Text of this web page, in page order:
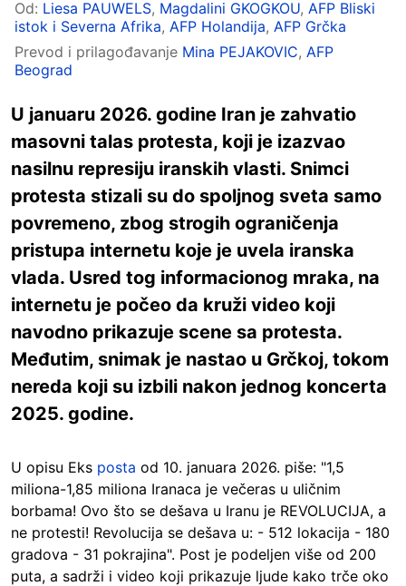
Od: Liesa PAUWELS, Magdalini GKOGKOU, AFP Bliski
istok i Severna Afrika, AFP Holandija, AFP Grčka
Prevod i prilagođavanje Mina PEJAKOVIC, AFP
Beograd
U januaru 2026. godine Iran je zahvatio
masovni talas protesta, koji je izazvao
nasilnu represiju iranskih vlasti. Snimci
protesta stizali su do spoljnog sveta samo
povremeno, zbog strogih ograničenja
pristupa internetu koje je uvela iranska
vlada. Usred tog informacionog mraka, na
internetu je počeo da kruži video koji
navodno prikazuje scene sa protesta.
Međutim, snimak je nastao u Grčkoj, tokom
nereda koji su izbili nakon jednog koncerta
2025. godine.
U opisu Eks posta od 10. januara 2026. piše: "1,5
miliona-1,85 miliona Iranaca je večeras u uličnim
borbama! Ovo što se dešava u Iranu je REVOLUCIJA, a
ne protesti! Revolucija se dešava u: - 512 lokacija - 180
gradova - 31 pokrajina". Post je podeljen više od 200
puta, a sadrži i video koji prikazuje ljude kako trče oko